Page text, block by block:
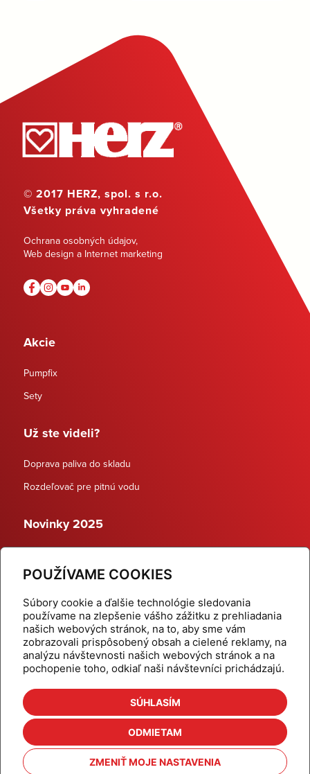
POUŽÍVAME COOKIES
Súbory cookie a ďalšie technológie sledovania
používame na zlepšenie vášho zážitku z prehliadania
našich webových stránok, na to, aby sme vám
zobrazovali prispôsobený obsah a cielené reklamy, na
analýzu návštevnosti našich webových stránok a na
pochopenie toho, odkiaľ naši návštevníci prichádzajú.
SÚHLASÍM
ODMIETAM
ZMENIŤ MOJE NASTAVENIA
© 2017 HERZ, spol. s r.o.
Všetky práva vyhradené
Ochrana osobných údajov,
Web design a Internet marketing
Akcie
Pumpfix
Sety
Už ste videli?
Doprava paliva do skladu
Rozdeľovač pre pitnú vodu
Novinky 2025
Dynamické termostatické ventily
Domov
Produkty
Aktuality
Odber šikovné tipy
Kalkulačky
Cenníky
Na stiahnutie
Referencie
Kontakt